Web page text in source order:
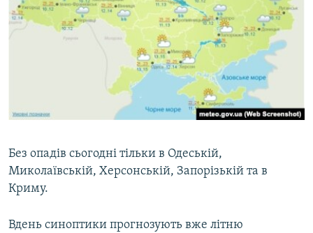
Усі сайти RFE/RL
Без опадів сьогодні тільки в Одеській,
Миколаївській, Херсонській, Запорізькій та в
Криму.
Вдень синоптики прогнозують вже літню